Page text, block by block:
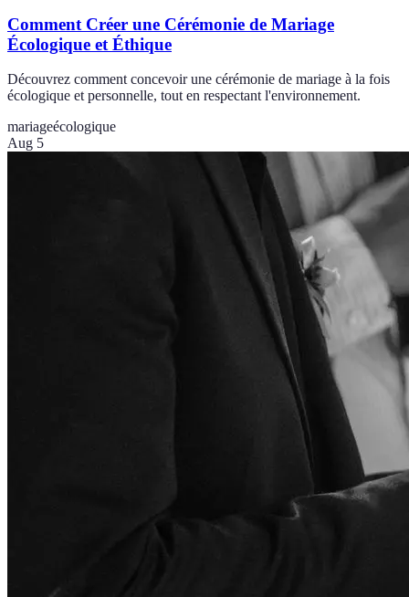
Comment Créer une Cérémonie de Mariage
Écologique et Éthique
Découvrez comment concevoir une cérémonie de mariage à la fois
écologique et personnelle, tout en respectant l'environnement.
mariageécologique
Aug 5